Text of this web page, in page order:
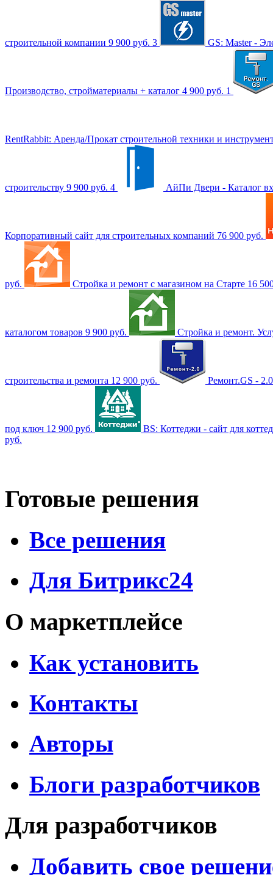
строительной компании 9 900 руб. 3 GS: Master -
Производство, стройматериалы + каталог 4 900 руб. 1
RentRabbit: Аренда/Прокат строительной техники и
строительству 9 900 руб. 4 АйПи Двери - Каталог
Корпоративный сайт для строительных компаний 76 900 руб.
руб. Стройка и ремонт с магазином на Старте 16
каталогом товаров 9 900 руб. Стройка и ремонт.
строительства и ремонта 12 900 руб. Ремонт.GS -
под ключ 12 900 руб.
BS: Коттеджи - сайт для
руб.
Готовые решения
Все решения
Для Битрикс24
О маркетплейсе
Как установить
Контакты
Авторы
Блоги разработчиков
Для разработчиков
Добавить свое